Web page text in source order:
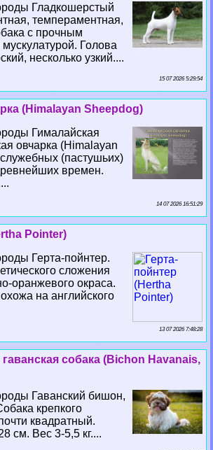
Гладкошерстый
темпераментная,
с прочным
Голова
несколько узкий....
15 07 2026 5:29:54
(Himalayan Sheepdog)
Гималайская
овчарка (Himalayan
(пастушьих)
времен.
14 07 2026 16:51:29
Pointer)
Герта-пойнтер.
сложения
оранжевого окраса.
на английского
13 07 2026 7:48:28
собака (Bichon Havanais,
Гаванский бишон,
крепкого
квадратный.
см. Вес 3-5,5 кг....